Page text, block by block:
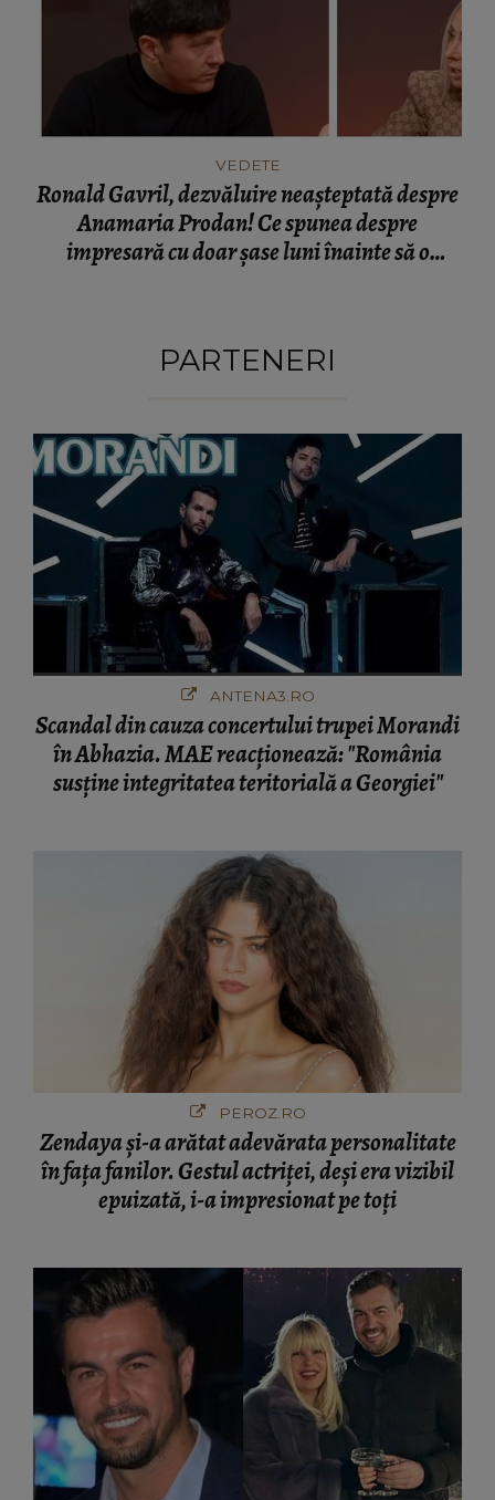
VEDETE
Ronald Gavril, dezvăluire neașteptată despre
Anamaria Prodan! Ce spunea despre
impresară cu doar șase luni înainte să o
PARTENERI
ANTENA3.RO
Scandal din cauza concertului trupei Morandi
în Abhazia. MAE reacționează: "România
susține integritatea teritorială a Georgiei"
PEROZ.RO
Zendaya și-a arătat adevărata personalitate
în fața fanilor. Gestul actriței, deși era vizibil
epuizată, i-a impresionat pe toți